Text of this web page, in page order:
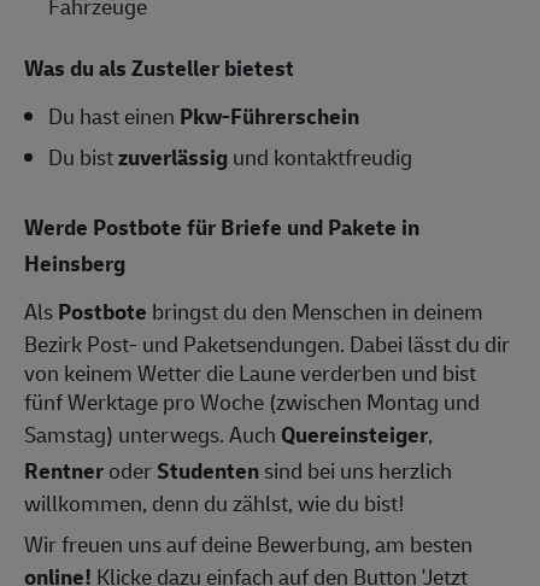
Was du als Zusteller bietest
Du hast einen Pkw-Führerschein
Du bistzuverlässigund kontaktfreudig
Werde Postbote für Briefe und Pakete in
Heinsberg
AlsPostbote bringst du den Menschen in deinem
Bezirk Post- und Paketsendungen. Dabei lässt du dir
von keinem Wetter die Laune verderben und bist
fünf Werktage pro Woche (zwischen Montag und
Samstag) unterwegs. Auch Quereinsteiger,
RentneroderStudentensind bei uns herzlich
willkommen, denn du zählst, wie du bist!
Wir freuen uns auf deine Bewerbung, am besten
online! Klicke dazu einfach auf den Button 'Jetzt